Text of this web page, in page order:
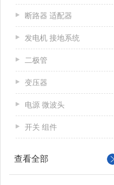
断路器 适配器
发电机 接地系统
二极管
变压器
电源 微波头
开关 组件
查看全部